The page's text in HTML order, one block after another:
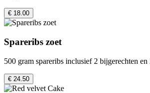
€ 18.00
Spareribs zoet
500 gram spareribs inclusief 2 bijgerechten en
€ 24.50